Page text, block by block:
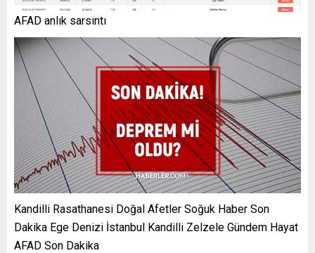
AFAD anlık sarsıntı
Kandilli Rasathanesi Doğal Afetler Soğuk Haber Son
Dakika Ege Denizi İstanbul Kandilli Zelzele Gündem Hayat
AFAD Son Dakika